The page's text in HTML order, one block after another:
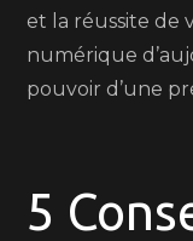
et la réussite de
numérique
pouvoir d’une
5